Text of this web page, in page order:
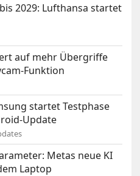
2029: Lufthansa startet
auf mehr Übergriffe
Funktion
startet Testphase
Update
Metas neue KI
Laptop